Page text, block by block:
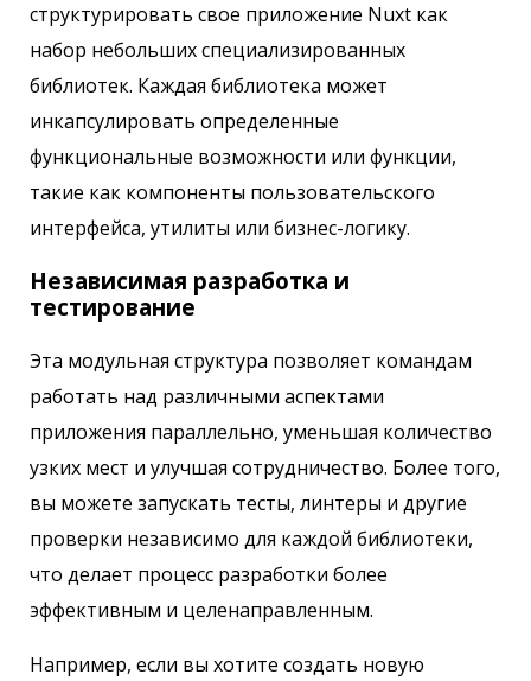
структурировать свое приложение Nuxt как
набор небольших специализированных
библиотек. Каждая библиотека может
инкапсулировать определенные
функциональные возможности или функции,
такие как компоненты пользовательского
интерфейса, утилиты или бизнес-логику.
Независимая разработка и
тестирование
Эта модульная структура позволяет командам
работать над различными аспектами
приложения параллельно, уменьшая количество
узких мест и улучшая сотрудничество. Более того,
вы можете запускать тесты, линтеры и другие
проверки независимо для каждой библиотеки,
что делает процесс разработки более
эффективным и целенаправленным.
Например, если вы хотите создать новую